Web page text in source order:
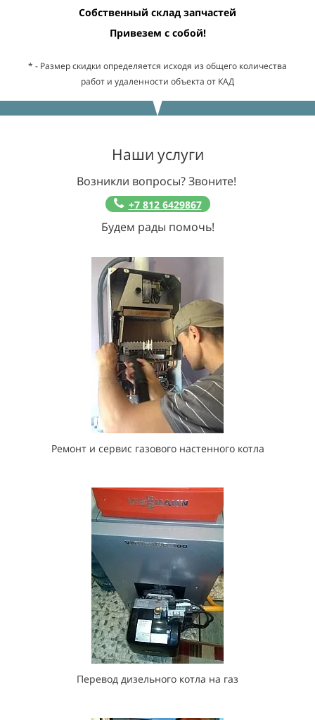
Собственный склад запчастей
Привезем с собой!
* - Размер скидки определяется исходя из общего количества
работ и удаленности объекта от КАД
Наши услуги
Возникли вопросы? Звоните!
+7 812 6429867
Будем рады помочь!
Ремонт и сервис газового настенного котла
Перевод дизельного котла на газ